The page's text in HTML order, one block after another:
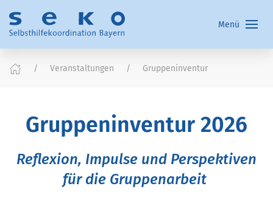
Menü
Veranstaltungen Gruppeninventur
Gruppeninventur 2026
Reflexion, Impulse und Perspektiven
für die Gruppenarbeit